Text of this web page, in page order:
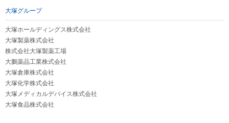
大塚グループ
大塚ホールディングス株式会社
大塚製薬株式会社
株式会社大塚製薬工場
大鵬薬品工業株式会社
大塚倉庫株式会社
大塚化学株式会社
大塚メディカルデバイス株式会社
大塚食品株式会社